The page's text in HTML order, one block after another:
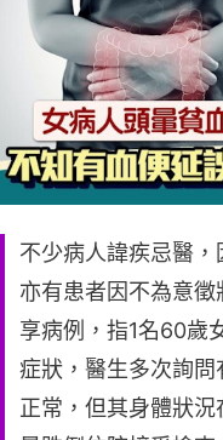
不少病人諱疾忌醫
亦有患者因不為意
享病例，指1名60歲
症狀，醫生多次詢
正常，但其身體狀